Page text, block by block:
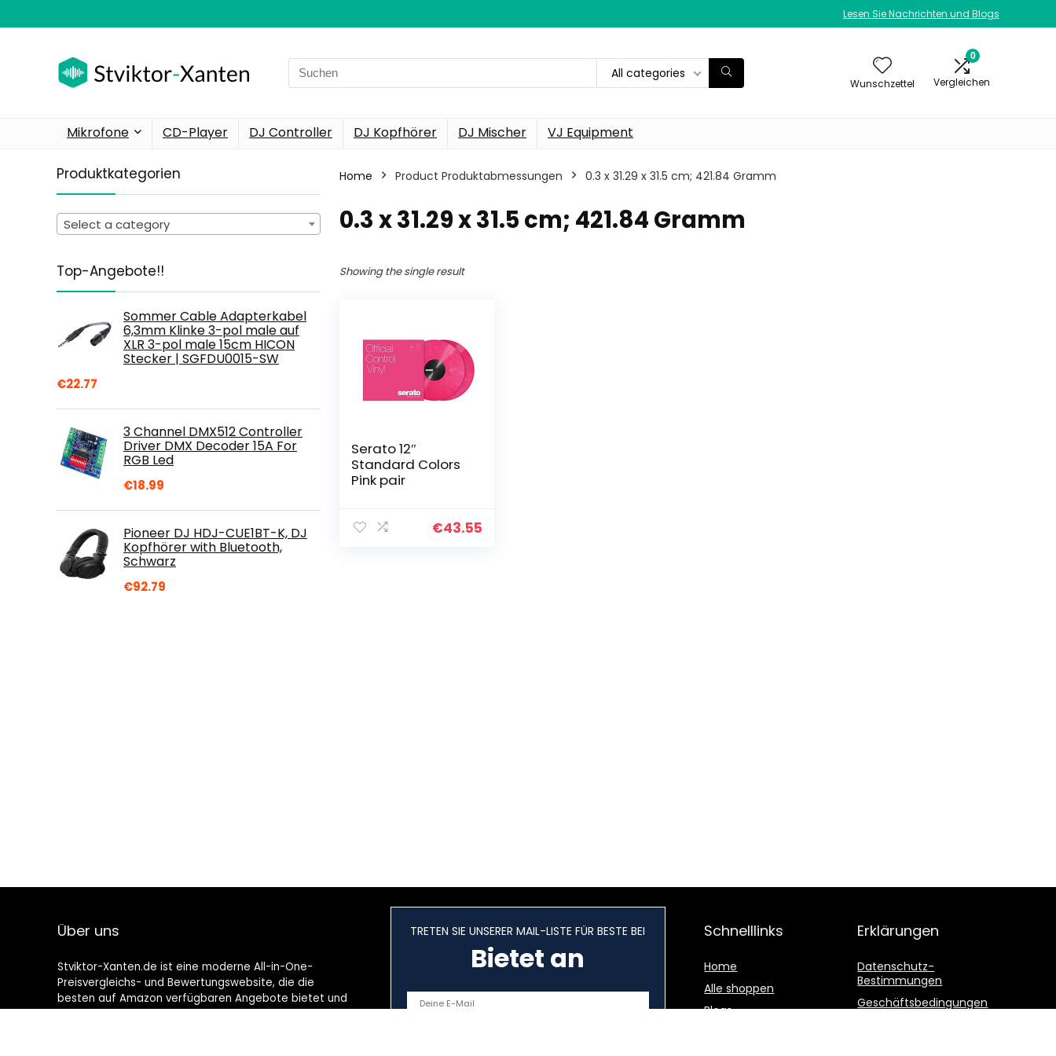
Lesen Sie Nachrichten und Blogs
Search
for:
All categories
Wunschzettel
0
Vergleichen
Mikrofone CD-Player DJ Controller DJ Kopfhörer DJ Mischer VJ Equipment
Produktkategorien
Select a category
Top-Angebote!!
Sommer Cable Adapterkabel
6,3mm Klinke 3-pol male auf
XLR 3-pol male 15cm HICON
Stecker | SGFDU0015-SW
€22.77
3 Channel DMX512 Controller
Driver DMX Decoder 15A For
RGB Led
€18.99
Pioneer DJ HDJ-CUE1BT-K, DJ
Kopfhörer with Bluetooth,
Schwarz
€92.79
Home Product Produktabmessungen ‎0.3 x 31.29 x 31.5 cm; 421.84 Gramm
‎0.3 x 31.29 x 31.5 cm; 421.84 Gramm
Showing the single result
Serato 12″
Standard Colors
Pink pair
€43.55
Über uns
Stviktor-Xanten.de ist eine moderne All-in-One-
Preisvergleichs- und Bewertungswebsite, die die
besten auf Amazon verfügbaren Angebote bietet und
Sie durch die neuesten hinzugefügten Blogs auf dem
TRETEN SIE UNSERER MAIL-LISTE FÜR BESTE BEI
Bietet an
Schnelllinks
Home
Alle shoppen
Blogs
Erklärungen
Datenschutz-
Bestimmungen
Geschäftsbedingungen